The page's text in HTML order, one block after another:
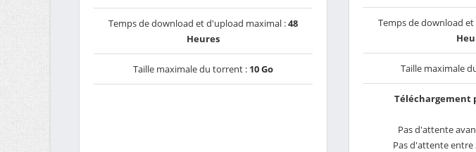
Temps de download et d'upload maximal :48
Heures
Taille maximale du torrent : 10 Go
Temps de download
Taille maximale
Pas d'attente
Pas d'attente